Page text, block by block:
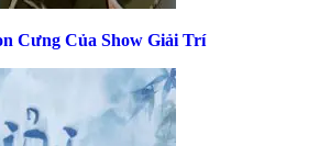
Cưng Của Show Giải Trí